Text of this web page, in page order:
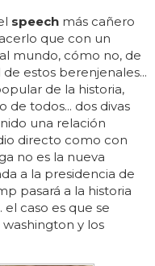
speech más cañero
que con un
mundo, cómo no, de
estos berenjenales...
de la historia,
de todos... dos divas
una relación
directo como con
no es la nueva
a la presidencia de
pasará a la historia
caso es que se
y los